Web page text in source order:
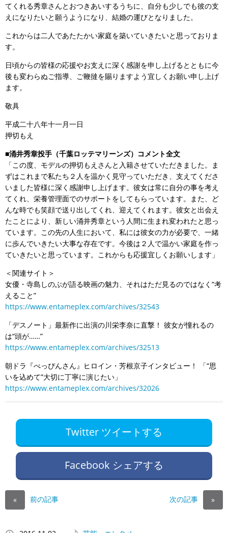
てくれる秀章さんとおつきあいするうちに、自分も少しでも彼の支
えになりたいと願うようになり、結婚の運びとなりました。
これからは二人であたたかい家庭を築いていきたいと思っておりま
す。
日頃からの皆様の応援やお支えに深く感謝を申し上げるとともに今
後も変わらぬご指導、ご鞭撻を賜りますよう宜しくお願い申し上げ
ます。
敬具
平成二十八年十一月一日
押切もえ
■涌井秀章投手（千葉ロッテマリーンズ）コメント全文
「この度、モデルの押切もえさんと入籍させていただきました。ま
ずはこれまで私たち２人を温かく見守っていただき、支えてくださ
いました皆様に深く感謝申し上げます。彼女は常に自分の事を考え
てくれ、栄養管理面でのサポートをしてもらっています。また、ど
んな時でも笑顔で送り出してくれ、迎えてくれます。彼女と出会え
たことにより、新しい涌井秀章という人間に生まれ変われたと思っ
ています。この先の人生において、私には彼女の力が必要で、一緒
に歩んでいきたい大事な存在です。今後は２人で温かい家庭を作っ
ていきたいと思っています。これからも応援宜しくお願いします」
＜関連サイト＞
女優・寺島しのぶが語る映画の魅力、それはただ見るのではなく“考
えること”
https://www.entameplex.com/archives/32543
「デスノート」最新作に出演の川栄李奈に直撃！ 彼女が憧れるの
は“頭が……”
https://www.entameplex.com/archives/32513
朝ドラ『べっぴんさん』ヒロイン・芳根京子インタビュー！ 「“思
いを込めて”大切に丁寧に演じたい」
https://www.entameplex.com/archives/32026
Twitter ツイートする
Facebook シェアする
« 前の記事 次の記事 »